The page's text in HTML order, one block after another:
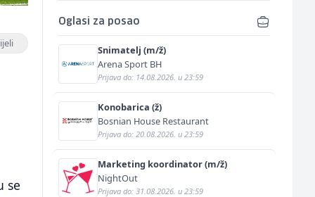
se
Oglasi za posao
Snimatelj (m/ž)
Arena Sport BH
Prijava do: 14.08.2026. u 23:59
Konobarica (ž)
Bosnian House Restaurant
Prijava do: 20.08.2026. u 23:59
Marketing koordinator (m/ž)
NightOut
Prijava do: 31.08.2026. u 23:59